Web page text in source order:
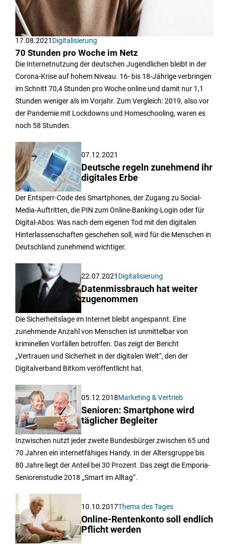
17.08.2021 Digitalisierung
70 Stunden pro Woche im Netz
Die Internetnutzung der deutschen Jugendlichen bleibt in der
Corona-Krise auf hohem Niveau. 16- bis 18-Jährige verbringen
im Schnitt 70,4 Stunden pro Woche online und damit nur 1,1
Stunden weniger als im Vorjahr. Zum Vergleich: 2019, also vor
der Pandemie mit Lockdowns und Homeschooling, waren es
noch 58 Stunden.
07.12.2021
Deutsche regeln zunehmend ihr
digitales Erbe
Der Entsperr-Code des Smartphones, der Zugang zu Social-
Media-Auftritten, die PIN zum Online-Banking-Login oder für
Digital-Abos: Was nach dem eigenen Tod mit den digitalen
Hinterlassenschaften geschehen soll, wird für die Menschen in
Deutschland zunehmend wichtiger.
22.07.2021 Digitalisierung
Datenmissbrauch hat weiter
zugenommen
Die Sicherheitslage im Internet bleibt angespannt. Eine
zunehmende Anzahl von Menschen ist unmittelbar von
kriminellen Vorfällen betroffen. Das zeigt der Bericht
„Vertrauen und Sicherheit in der digitalen Welt“, den der
Digitalverband Bitkom veröffentlicht hat.
05.12.2018Marketing & Vertrieb
Senioren: Smartphone wird
täglicher Begleiter
Inzwischen nutzt jeder zweite Bundesbürger zwischen 65 und
70 Jahren ein internetfähiges Handy. In der Altersgruppe bis
80 Jahre liegt der Anteil bei 30 Prozent. Das zeigt die Emporia-
Seniorenstudie 2018 „Smart im Alltag“.
10.10.2017Thema des Tages
Online-Rentenkonto soll endlich
Pflicht werden